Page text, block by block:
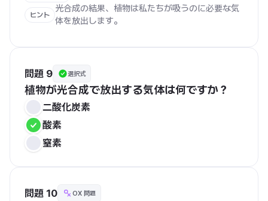
ヒント
光合成の結果、植物は私たちが吸うのに必要な気
体を放出します。
問題 9 選択式
植物が光合成で放出する気体は何ですか？
二酸化炭素
酸素
窒素
問題 10 OX 問題